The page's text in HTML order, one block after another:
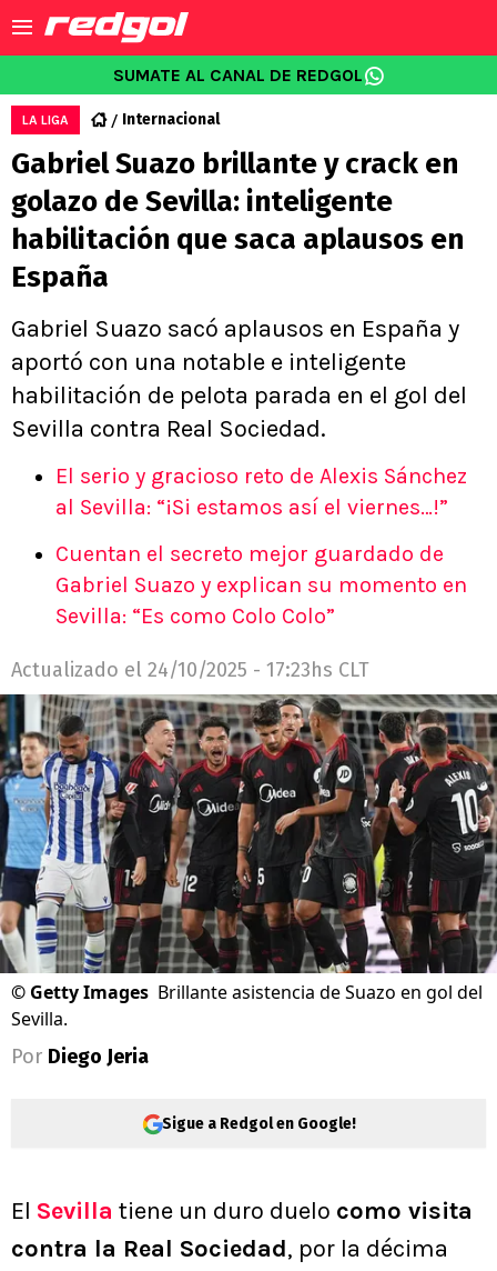
SUMATE AL CANAL DE REDGOL
LA LIGA Internacional
Gabriel Suazo brillante y crack en
golazo de Sevilla: inteligente
habilitación que saca aplausos en
España
Gabriel Suazo sacó aplausos en España y
aportó con una notable e inteligente
habilitación de pelota parada en el gol del
Sevilla contra Real Sociedad.
El serio y gracioso reto de Alexis Sánchez
al Sevilla: “¡Si estamos así el viernes…!”
Cuentan el secreto mejor guardado de
Gabriel Suazo y explican su momento en
Sevilla: “Es como Colo Colo”
Actualizado el 24/10/2025 - 17:23hs CLT
© Getty Images Brillante asistencia de Suazo en gol del
Sevilla.
Por Diego Jeria
Sigue a Redgol en Google!
El Sevilla tiene un duro duelo como visita
contra la Real Sociedad, por la décima